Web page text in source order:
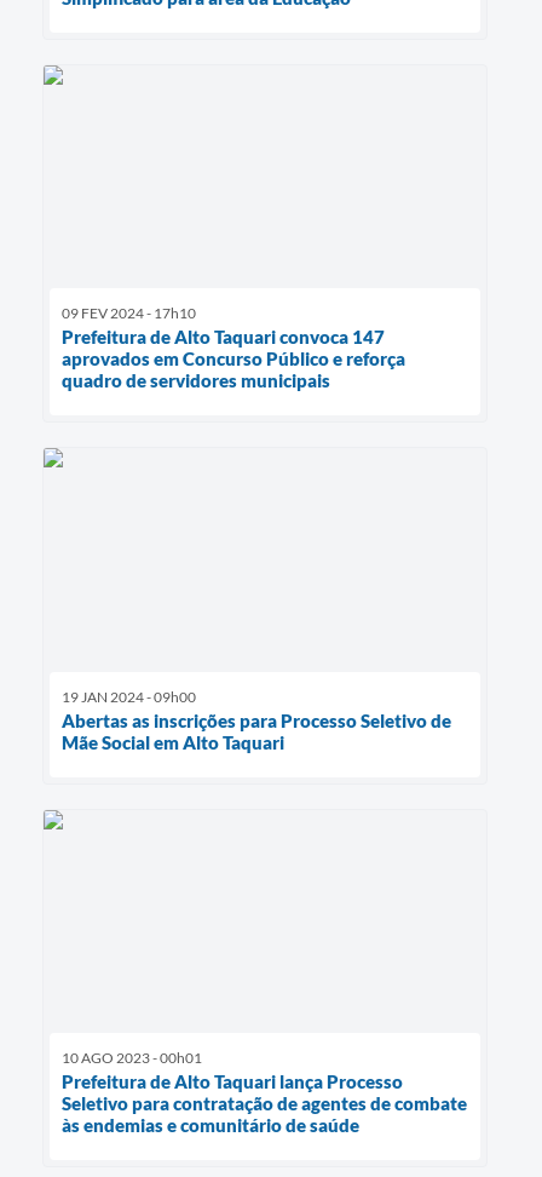
09 FEV 2024 - 17h10
Prefeitura de Alto Taquari convoca 147
aprovados em Concurso Público e reforça
quadro de servidores municipais
19 JAN 2024 - 09h00
Abertas as inscrições para Processo Seletivo de
Mãe Social em Alto Taquari
10 AGO 2023 - 00h01
Prefeitura de Alto Taquari lança Processo
Seletivo para contratação de agentes de combate
às endemias e comunitário de saúde